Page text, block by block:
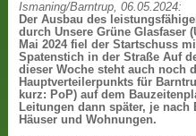
Ismaning/Barntrup, 06.05.2024:
Der Ausbau des
durch Unsere Grüne Glasfaser
Mai 2024 fiel der Startschuss
Spatenstich in der Straße Auf
dieser Woche steht auch noch
Hauptverteilerpunkts für
kurz: PoP) auf dem
Leitungen dann später, je
Häuser und Wohnungen.